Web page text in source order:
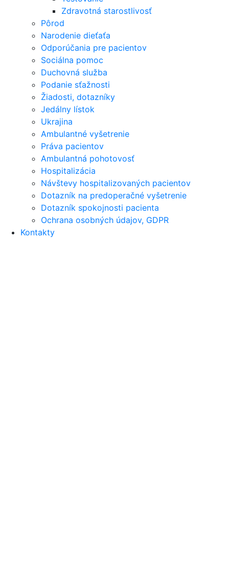
Zdravotná starostlivosť
Pôrod
Narodenie dieťaťa
Odporúčania pre pacientov
Sociálna pomoc
Duchovná služba
Podanie sťažnosti
Žiadosti, dotazníky
Jedálny lístok
Ukrajina
Ambulantné vyšetrenie
Práva pacientov
Ambulantná pohotovosť
Hospitalizácia
Návštevy hospitalizovaných pacientov
Dotazník na predoperačné vyšetrenie
Dotazník spokojnosti pacienta
Ochrana osobných údajov, GDPR
Kontakty